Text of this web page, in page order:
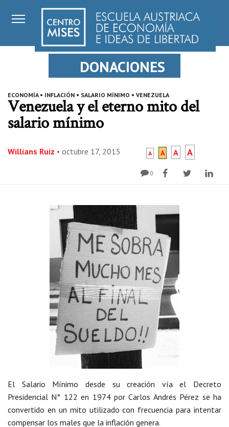
DONACIONES
ECONOMÍA• INFLACIÓN • SALARIO MÍNIMO • VENEZUELA
Venezuela y el eterno mito del
salario mínimo
Willians Ruiz • octubre 17, 2015 A A A A
0
El Salario Mínimo desde su creación vía el Decreto
Presidencial N° 122 en 1974 por Carlos Andrés Pérez se ha
convertido en un mito utilizado con frecuencia para intentar
compensar los males que la inflación genera.